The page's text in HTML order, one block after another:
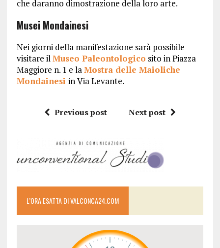
che daranno dimostrazione della loro arte.
Musei Mondainesi
Nei giorni della manifestazione sarà possibile
visitare ilMuseo Paleontologico sito in Piazza
Maggiore n. 1 e laMostra delle Maioliche
Mondainesi in Via Levante.
Previous post Next post
L’ORA ESATTA DI VALCONCA24.COM